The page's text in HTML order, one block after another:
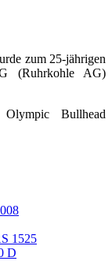
zum 25-jährigen
(Ruhrkohle AG)
Bullhead
1525
D